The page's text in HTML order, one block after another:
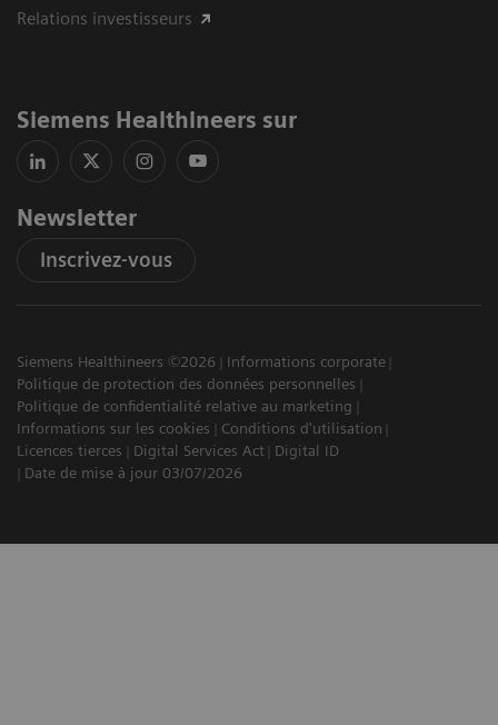
Relations investisseurs
Siemens Healthineers sur
Newsletter
Inscrivez-vous
Siemens Healthineers ©2026
Informations corporate
Politique de protection des données personnelles
Politique de confidentialité relative au marketing
Informations sur les cookies
Conditions d'utilisation
Licences tierces
Digital Services Act
Digital ID
Date de mise à jour 03/07/2026